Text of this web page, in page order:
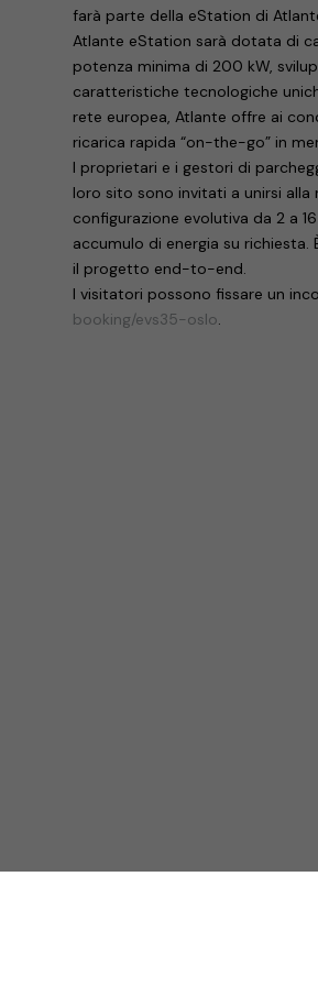
farà parte della eStation di
Atlante eStation sarà dotata di
potenza minima di 200 kW,
caratteristiche tecnologiche
rete europea, Atlante offre ai
ricarica rapida “on-the-go” in
I proprietari e i gestori di
loro sito sono invitati a unirsi
configurazione evolutiva da 2 a
accumulo di energia su
il progetto end-to-end.
I visitatori possono fissare un
booking/evs35-oslo.